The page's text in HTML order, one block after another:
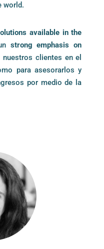
world.
available in the
strong emphasis on
clientes en el
para asesorarlos y
por medio de la